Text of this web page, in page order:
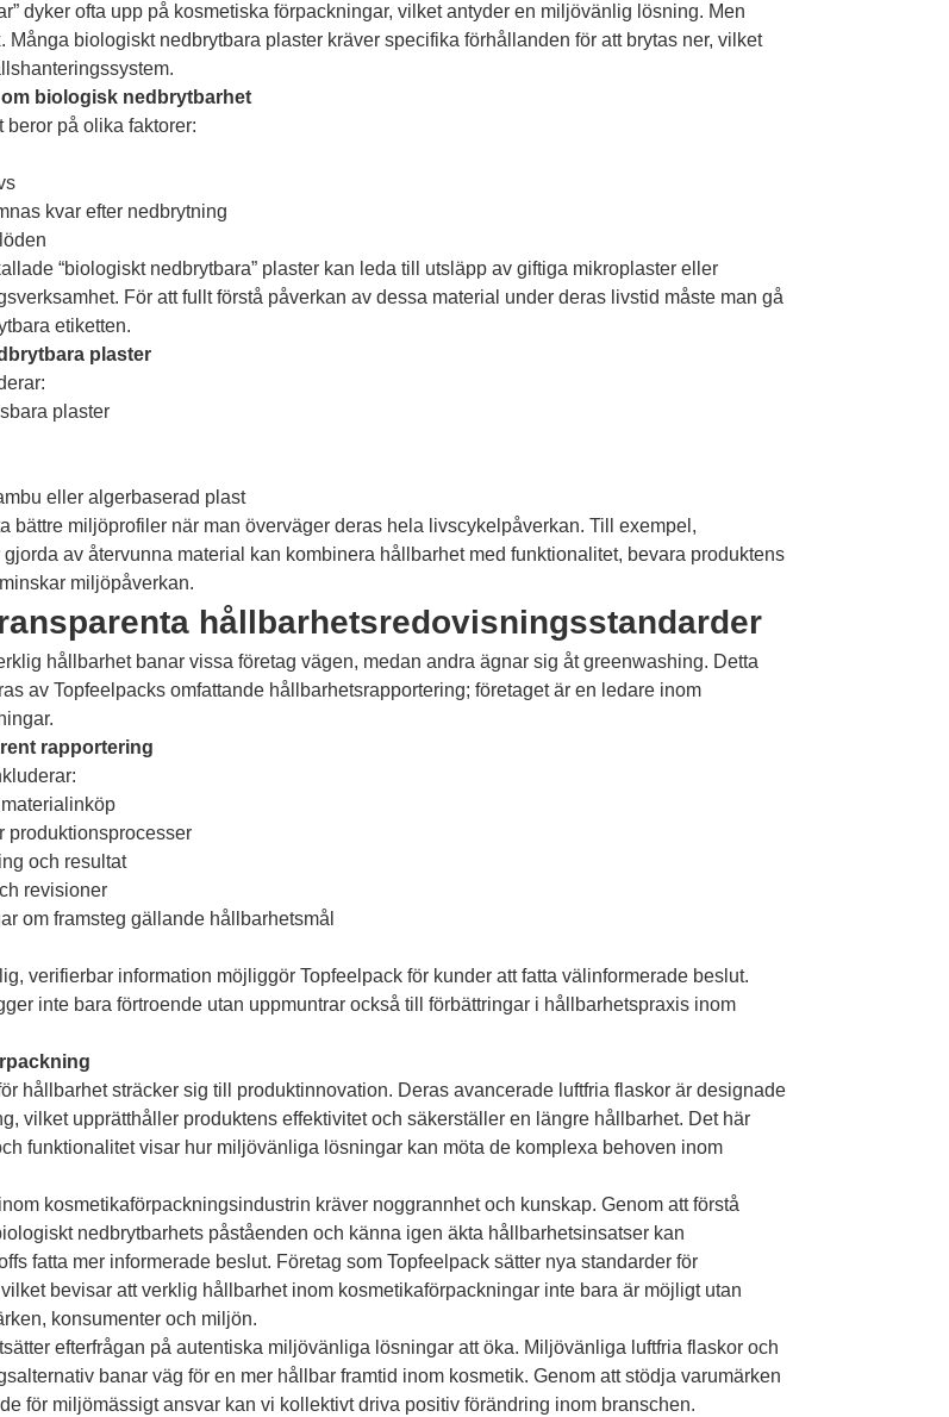
dyker ofta upp på kosmetiska förpackningar, vilket antyder en miljövänlig lösning. Men
Många biologiskt nedbrytbara plaster kräver specifika förhållanden för att brytas ner, vilket
biologisk nedbrytbarhet
på olika faktorer:
kvar efter nedbrytning
“biologiskt nedbrytbara” plaster kan leda till utsläpp av giftiga mikroplaster eller
För att fullt förstå påverkan av dessa material under deras livstid måste man gå
etiketten.
plaster
plaster
eller algerbaserad plast
bättre miljöprofiler när man överväger deras hela livscykelpåverkan. Till exempel,
gjorda av återvunna material kan kombinera hållbarhet med funktionalitet, bevara produktens
miljöpåverkan.
hållbarhetsredovisningsstandarder
hållbarhet banar vissa företag vägen, medan andra ägnar sig åt greenwashing. Detta
av Topfeelpacks omfattande hållbarhetsrapportering; företaget är en ledare inom
rapportering
produktionsprocesser
och resultat
revisioner
om framsteg gällande hållbarhetsmål
verifierbar information möjliggör Topfeelpack för kunder att fatta välinformerade beslut.
inte bara förtroende utan uppmuntrar också till förbättringar i hållbarhetspraxis inom
hållbarhet sträcker sig till produktinnovation. Deras avancerade luftfria flaskor är designade
vilket upprätthåller produktens effektivitet och säkerställer en längre hållbarhet. Det här
funktionalitet visar hur miljövänliga lösningar kan möta de komplexa behoven inom
kosmetikaförpackningsindustrin kräver noggrannhet och kunskap. Genom att förstå
nedbrytbarhets påståenden och känna igen äkta hållbarhetsinsatser kan
fatta mer informerade beslut. Företag som Topfeelpack sätter nya standarder för
bevisar att verklig hållbarhet inom kosmetikaförpackningar inte bara är möjligt utan
konsumenter och miljön.
efterfrågan på autentiska miljövänliga lösningar att öka. Miljövänliga luftfria flaskor och
banar väg för en mer hållbar framtid inom kosmetik. Genom att stödja varumärken
för miljömässigt ansvar kan vi kollektivt driva positiv förändring inom branschen.